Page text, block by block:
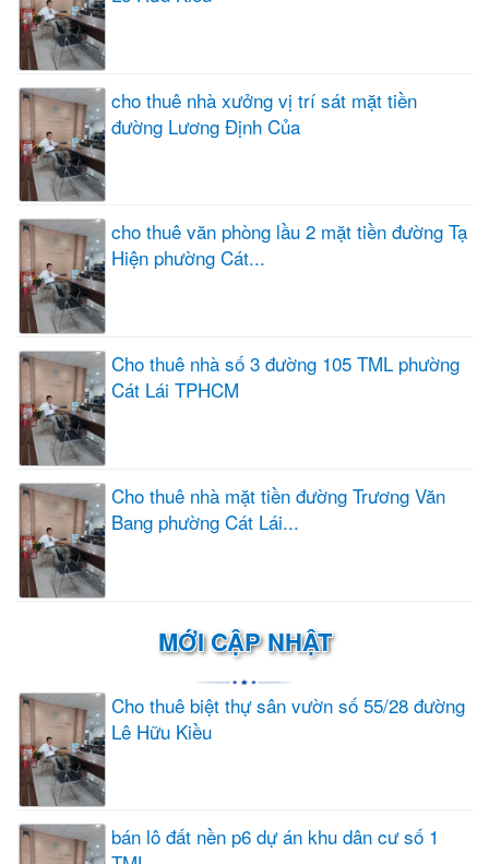
cho thuê nhà xưởng vị trí sát mặt tiền
đường Lương Định Của
cho thuê văn phòng lầu 2 mặt tiền đường Tạ
Hiện phường Cát...
Cho thuê nhà số 3 đường 105 TML phường
Cát Lái TPHCM
Cho thuê nhà mặt tiền đường Trương Văn
Bang phường Cát Lái...
MỚI CẬP NHẬT
Cho thuê biệt thự sân vườn số 55/28 đường
Lê Hữu Kiều
bán lô đất nền p6 dự án khu dân cư số 1